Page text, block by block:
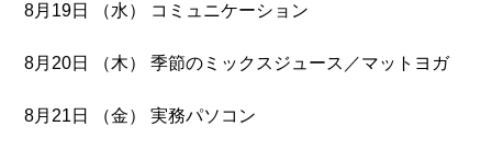
8月19日 （水） コミュニケーション
8月20日 （木） 季節のミックスジュース／マットヨガ
8月21日 （金） 実務パソコン